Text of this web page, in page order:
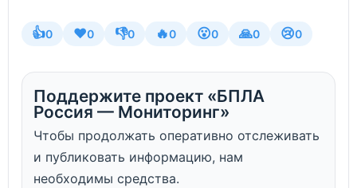
👍0 ❤️0 👎0 🔥0 😮0 🙏0 😢0
Поддержите проект «БПЛА
Россия — Мониторинг»
Чтобы продолжать оперативно отслеживать
и публиковать информацию, нам
необходимы средства.